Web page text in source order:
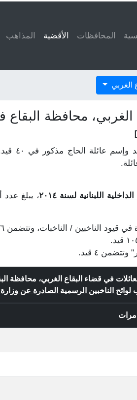
المحافظات الأقضية المذاهب
الغربي
محافظة البقاع
اللبنانية لسنة ٢٠١٤
، يبلغ عدد
في قضاء البقاع الغربي، محافظة
لوائح الناخبين الرسمية الصادرة عن وزارة
مرات